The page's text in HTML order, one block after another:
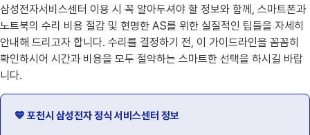
삼성전자서비스센터 이용 시 꼭 알아두셔야 할 정보와 함께, 스마트폰과
노트북의 수리 비용 절감 및 현명한 AS를 위한 실질적인 팁들을 자세히
안내해 드리고자 합니다. 수리를 결정하기 전, 이 가이드라인을 꼼꼼히
확인하시어 시간과 비용을 모두 절약하는 스마트한 선택을 하시길 바랍
니다.
💙 포천시 삼성전자 정식 서비스센터 정보